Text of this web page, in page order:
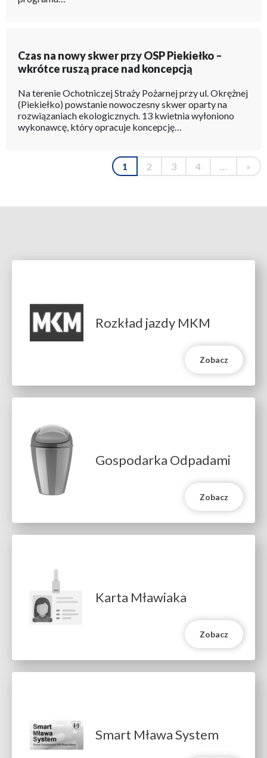
Czas na nowy skwer przy OSP Piekiełko –
wkrótce ruszą prace nad koncepcją
Na terenie Ochotniczej Straży Pożarnej przy ul. Okrężnej
(Piekiełko) powstanie nowoczesny skwer oparty na
rozwiązaniach ekologicznych. 13 kwietnia wyłoniono
wykonawcę, który opracuje koncepcję…
Stronicowanie
Bieżąca
strona
1 Strona
2 Strona
3 Strona
4 … »
Rozkład jazdy MKM
Zobacz
Gospodarka Odpadami
Zobacz
Karta Mławiaka
Zobacz
Smart Mława System